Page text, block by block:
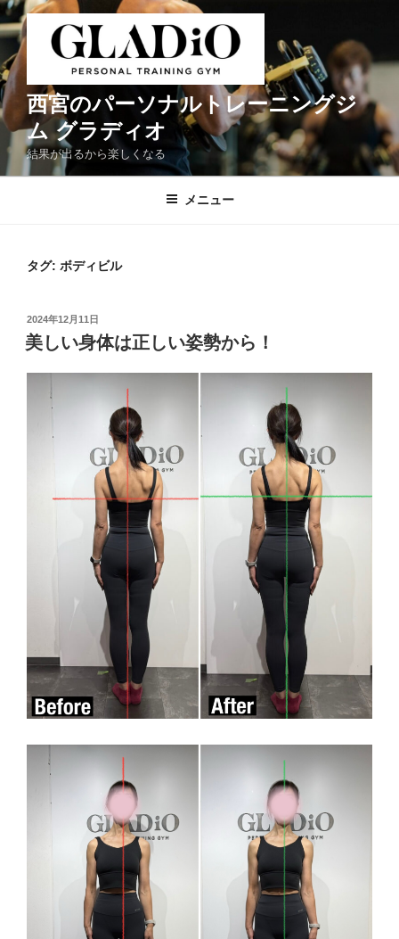
コ
ン
テ
ン
ツ
へ
ッ
西宮のパーソナルトレーニングジ
ム グラディオ
結果が出るから楽しくなる
メニュー
タグ: ボディビル
投
稿
日:
2024年12月11日
美しい身体は正しい姿勢から！